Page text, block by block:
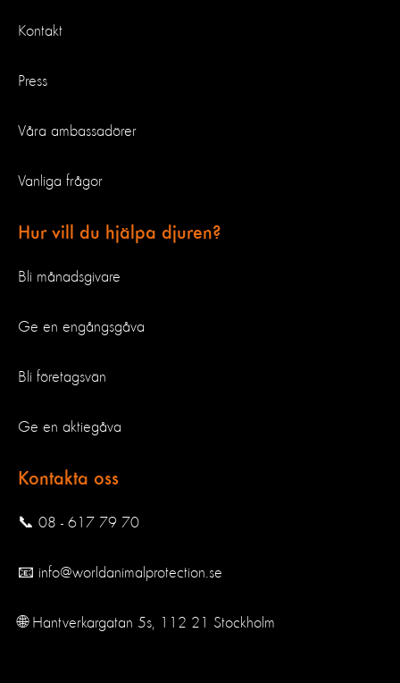
Kontakt
Press
Våra ambassadörer
Vanliga frågor
Hur vill du hjälpa djuren?
Bli månadsgivare
Ge en engångsgåva
Bli företagsvän
Ge en aktiegåva
Kontakta oss
📞 08 - 617 79 70
📧 info@worldanimalprotection.se
🌐 Hantverkargatan 5s, 112 21 Stockholm